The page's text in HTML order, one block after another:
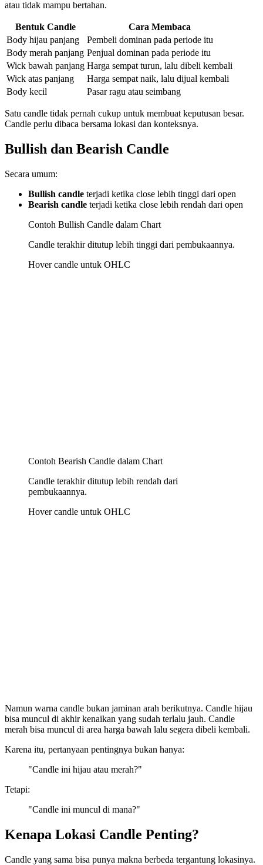
atau tidak mampu bertahan.
Bentuk Candle
Cara Membaca
Body hijau panjang
Pembeli dominan pada periode itu
Body merah panjang Penjual dominan pada periode itu
Wick bawah panjang Harga sempat turun, lalu dibeli kembali
Wick atas panjang
Harga sempat naik, lalu dijual kembali
Body kecil
Pasar ragu atau seimbang
Satu candle tidak pernah cukup untuk membuat keputusan besar.
Candle perlu dibaca bersama lokasi dan konteksnya.
Bullish dan Bearish Candle
Secara umum:
Bullish candle terjadi ketika close lebih tinggi dari open
Bearish candle terjadi ketika close lebih rendah dari open
Contoh Bullish Candle dalam Chart
Candle terakhir ditutup lebih tinggi dari pembukaannya.
Hover candle untuk OHLC
Contoh Bearish Candle dalam Chart
Candle terakhir ditutup lebih rendah dari
pembukaannya.
Hover candle untuk OHLC
Namun warna candle bukan jaminan arah berikutnya. Candle hijau
bisa muncul di akhir kenaikan yang sudah terlalu jauh. Candle
merah bisa muncul di area harga bawah lalu segera dibeli kembali.
Karena itu, pertanyaan pentingnya bukan hanya:
"Candle ini hijau atau merah?"
Tetapi:
"Candle ini muncul di mana?"
Kenapa Lokasi Candle Penting?
Candle yang sama bisa punya makna berbeda tergantung lokasinya.